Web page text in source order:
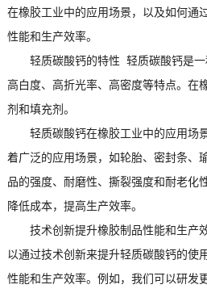
在橡胶工业中的应用场景，以及如何通
性能和生产效率。
轻质碳酸钙的特性 轻质碳酸钙是
高白度、高折光率、高密度等特点。在
剂和填充剂。
轻质碳酸钙在橡胶工业中的应用场
着广泛的应用场景，如轮胎、密封条、
品的强度、耐磨性、撕裂强度和耐老化
降低成本，提高生产效率。
技术创新提升橡胶制品性能和生产
以通过技术创新来提升轻质碳酸钙的使
性能和生产效率。例如，我们可以研发